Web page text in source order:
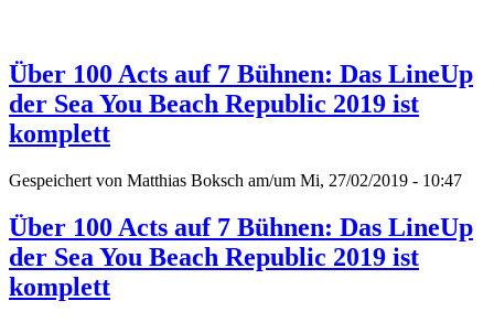
Über 100 Acts auf 7 Bühnen: Das LineUp
der Sea You Beach Republic 2019 ist
komplett
Gespeichert von Matthias Boksch am/um Mi, 27/02/2019 - 10:47
Über 100 Acts auf 7 Bühnen: Das LineUp
der Sea You Beach Republic 2019 ist
komplett